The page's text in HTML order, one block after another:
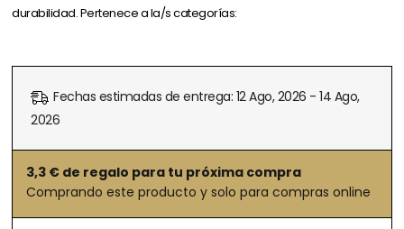
durabilidad. Pertenece a la/s categorías:
Fechas estimadas de entrega: 12 Ago, 2026 - 14 Ago,
2026
3,3 € de regalo para tu próxima compra
Comprando este producto y solo para compras online